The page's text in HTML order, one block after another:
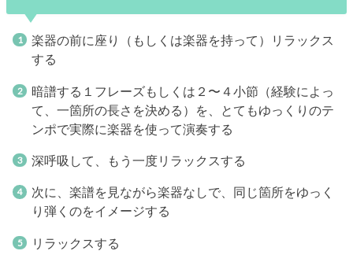
楽器の前に座り（もしくは楽器を持って）リラックス
する
暗譜する１フレーズもしくは２〜４小節（経験によっ
て、一箇所の長さを決める）を、とてもゆっくりのテ
ンポで実際に楽器を使って演奏する
深呼吸して、もう一度リラックスする
次に、楽譜を見ながら楽器なしで、同じ箇所をゆっく
り弾くのをイメージする
リラックスする